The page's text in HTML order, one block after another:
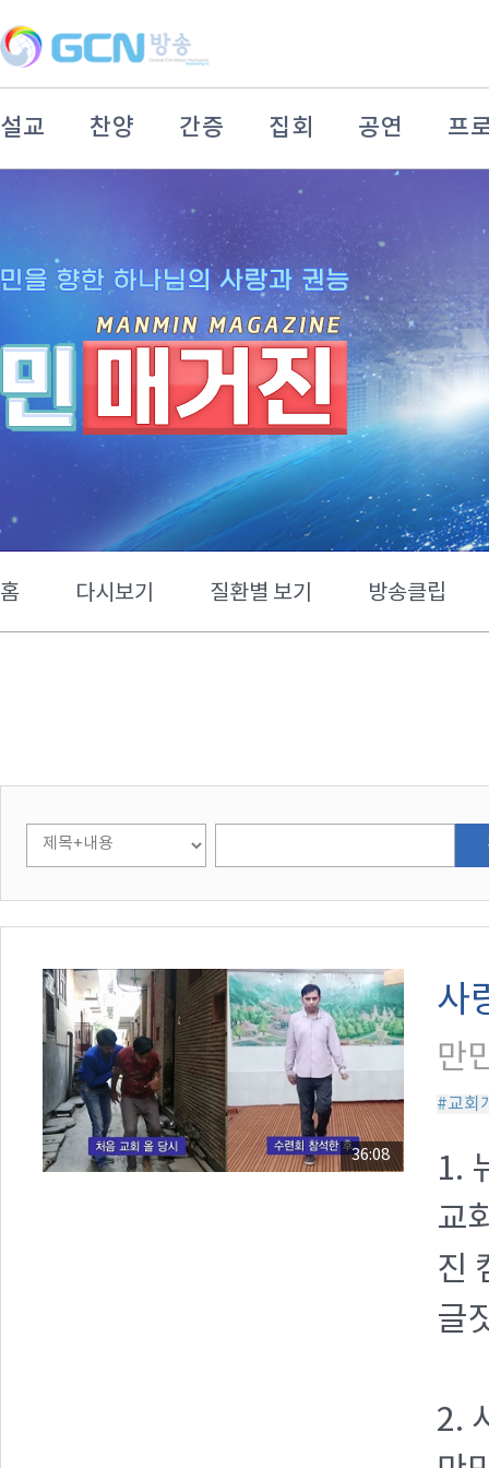
설교 찬양 간증 집회 공연 프
홈 다시보기 질환별 보기 방송클립
36:08
사
만
#교회
1.
교
진
글
2.